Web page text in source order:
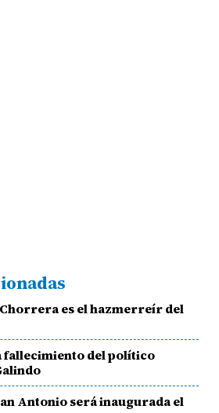
es el hazmerreír del
fallecimiento del político
Antonio será inaugurada el